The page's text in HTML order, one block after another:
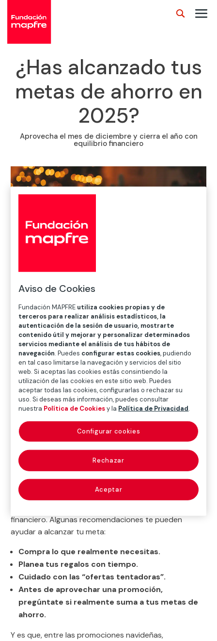
¿Has alcanzado tus
metas de ahorro en
2025?
Aprovecha el mes de diciembre y cierra el año con
equilibrio financiero
Inicio>Noticias>Ahorro e Inversión
tus metas de ahorro en 2025?
 Ahorro e Inversión
¿Cumplí mis propósitos financieros de enero? ¿Qué
hábitos de ahorro he mantenido o adquirido? ¿Qué
puedo ajustar en estas últimas semanas para cerrar el
año con mis finanzas en equilibrio? Contestar a estas
preguntas y reflexionar sobre ellas puede ser la
oportunidad para recuperar el espíritu con el que
empezaste el año y entrar en el 2026 con los deberes
hechos.
Aún estás a tiempo de revisar tus metas
No se trata de renunciar a todo, sino de comprar con
financiero. Algunas recomendaciones te pueden
ayudar a alcanzar tu meta:
Compra lo que realmente necesitas.
Planea tus regalos con tiempo.
Cuidado con las “ofertas tentadoras”.
Antes de aprovechar una promoción,
pregúntate si realmente suma a tus metas de
ahorro.
Y es que, entre las promociones navideñas,
Aviso de Cookies
Fundación MAPFRE utiliza cookies propias y de
terceros para realizar análisis estadísticos, la
autenticación de la sesión de usuario, mostrarte
contenido útil y mejorar y personalizar determinados
servicios mediante el análisis de tus hábitos de
navegación. Puedes configurar estas cookies, pudiendo
en tal caso limitarse la navegación y servicios del sitio
web. Si aceptas las cookies estás consintiendo la
utilización de las cookies en este sitio web. Puedes
aceptar todas las cookies, configurarlas o rechazar su
uso. Si deseas más información, puedes consultar
nuestra Política de Cookiesy la Política de Privacidad.
Rechazar
Aceptar
Configurar cookies